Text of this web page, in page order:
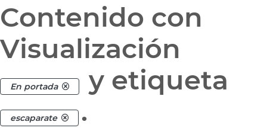
Contenido con
Visualización
En portada y etiqueta
escaparate .